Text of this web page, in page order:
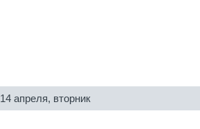
14 апреля, вторник